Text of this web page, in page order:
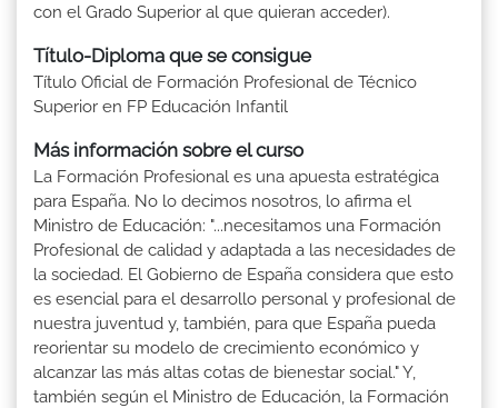
con el Grado Superior al que quieran acceder).
Título-Diploma que se consigue
Título Oficial de Formación Profesional de Técnico
Superior en FP Educación Infantil
Más información sobre el curso
La Formación Profesional es una apuesta estratégica
para España. No lo decimos nosotros, lo afirma el
Ministro de Educación: "...necesitamos una Formación
Profesional de calidad y adaptada a las necesidades de
la sociedad. El Gobierno de España considera que esto
es esencial para el desarrollo personal y profesional de
nuestra juventud y, también, para que España pueda
reorientar su modelo de crecimiento económico y
alcanzar las más altas cotas de bienestar social." Y,
también según el Ministro de Educación, la Formación